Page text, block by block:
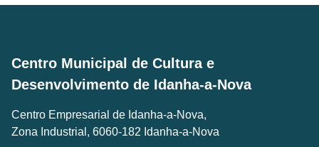
Centro Municipal de Cultura e
Desenvolvimento de Idanha-a-Nova
Centro Empresarial de Idanha-a-Nova,
Zona Industrial, 6060-182 Idanha-a-Nova